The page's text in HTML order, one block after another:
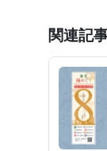
関連記